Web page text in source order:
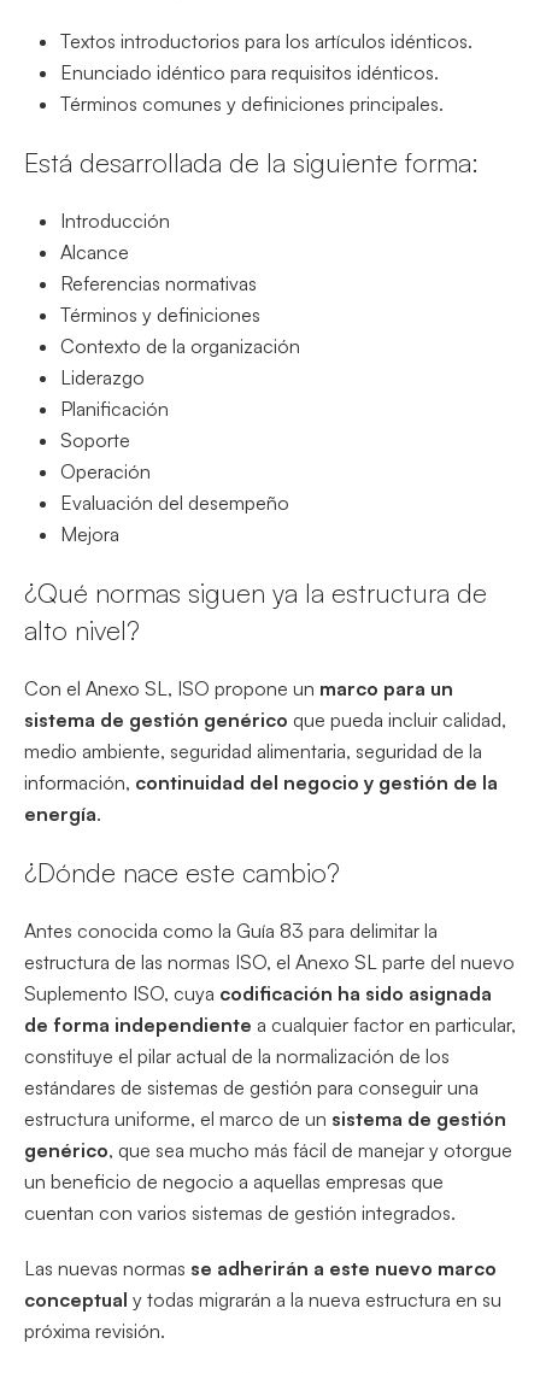
Textos introductorios para los artículos idénticos.
Enunciado idéntico para requisitos idénticos.
Términos comunes y definiciones principales.
Está desarrollada de la siguiente forma:
Introducción
Alcance
Referencias normativas
Términos y definiciones
Contexto de la organización
Liderazgo
Planificación
Soporte
Operación
Evaluación del desempeño
Mejora
¿Qué normas siguen ya la estructura de
alto nivel?
Con el Anexo SL, ISO propone un marco para un
sistema de gestión genérico que pueda incluir calidad,
medio ambiente, seguridad alimentaria, seguridad de la
información, continuidad del negocio y gestión de la
energía.
¿Dónde nace este cambio?
Antes conocida como la Guía 83 para delimitar la
estructura de las normas ISO, el Anexo SL parte del nuevo
Suplemento ISO, cuya codificación ha sido asignada
de forma independiente a cualquier factor en particular,
constituye el pilar actual de la normalización de los
estándares de sistemas de gestión para conseguir una
estructura uniforme, el marco de un sistema de gestión
genérico, que sea mucho más fácil de manejar y otorgue
un beneficio de negocio a aquellas empresas que
cuentan con varios sistemas de gestión integrados.
Las nuevas normas se adherirán a este nuevo marco
conceptual y todas migrarán a la nueva estructura en su
próxima revisión.